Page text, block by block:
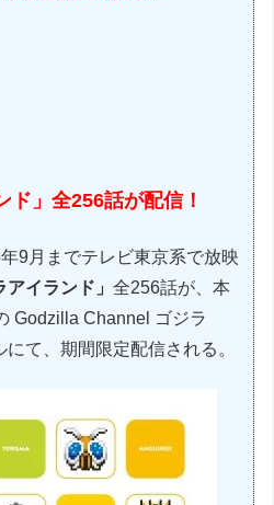
ド」全256話が配信！
9月までテレビ東京系で放映
アイランド」全256話が、本
Godzilla Channel ゴジラ
にて、期間限定配信される。